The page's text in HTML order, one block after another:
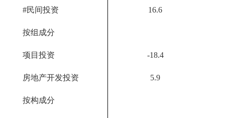
#民间投资 16.6
按组成分
项目投资 -18.4
房地产开发投资 5.9
按构成分